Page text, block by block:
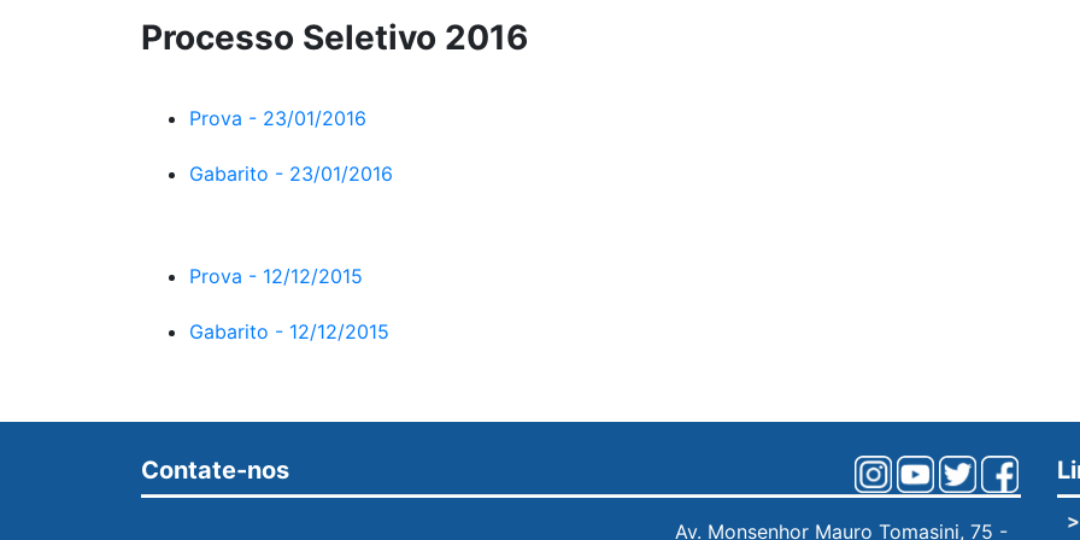
Processo Seletivo 2016
Prova - 23/01/2016
Gabarito - 23/01/2016
Prova - 12/12/2015
Gabarito - 12/12/2015
Contate-nos
Av. Monsenhor Mauro Tomasini, 75 - >